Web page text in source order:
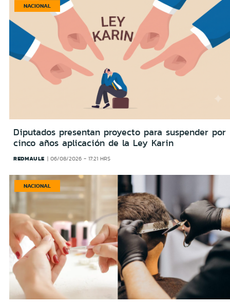
NACIONAL
Diputados presentan proyecto para suspender por
cinco años aplicación de la Ley Karin
REDMAULE 06/08/2026 - 17:21 HRS
NACIONAL